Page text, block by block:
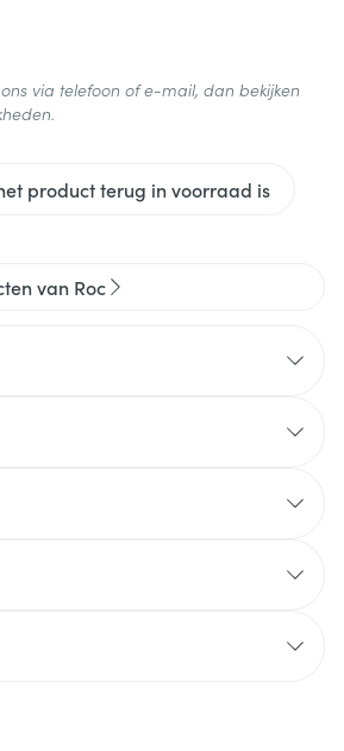
product terug in voorraad is
via telefoon of e-mail, dan bekijken
van Roc